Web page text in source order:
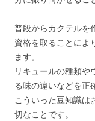
普段からカクテルを
資格を取ることによ
ます。
リキュールの種類や
る味の違いなどを正
こういった豆知識は
切なことです。